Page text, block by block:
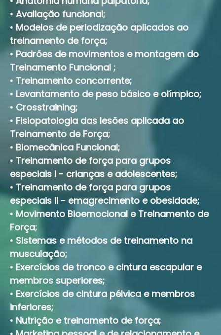
• Avaliação funcional;
• Modelos de periodização aplicados ao
treinamento de força;
• Padrões de movimentos e montagem do
Treinamento Funcional ;
• Treinamento concorrente;
• Levantamento de peso básico e olímpico;
• Crosstraining;
• Fisiopatologia das lesões aplicada ao
Treinamento de Força;
• Biomecânica Funcional;
• Treinamento de força para grupos
especiais I - crianças e adolescentes;
• Treinamento de força para grupos
especiais II - emagrecimento e obesidade;
• Movimento Bioemocional e Treinamento de
Força;
• Sistemas e métodos de treinamento na
musculação;
• Exercícios de tronco e cintura escapular e
membros superiores;
• Exercícios de cintura pélvica e membros
inferiores;
• Nutrição e treinamento de força;